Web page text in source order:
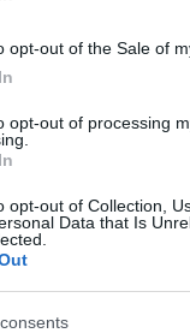
opt-out of the Sale of
opt-out of processing
opt-out of Collection,
Data that Is